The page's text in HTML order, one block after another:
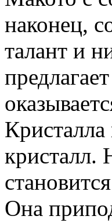
наконец,
талант и
Кристалла
Она